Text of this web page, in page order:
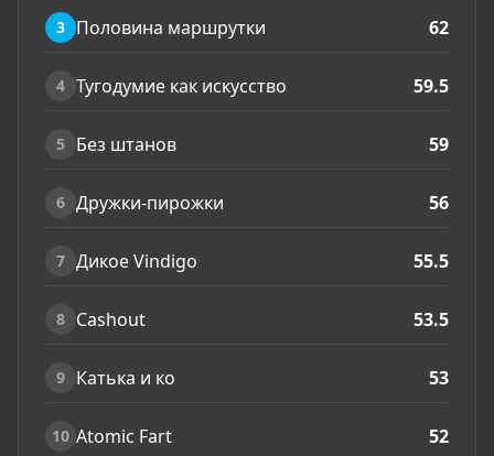
3 Половина маршрутки 62
4 Тугодумие как искусство 59.5
5 Без штанов 59
6 Дружки-пирожки 56
7 Дикое Vindigo 55.5
8 Cashout 53.5
9 Катька и ко 53
10 Atomic Fart 52